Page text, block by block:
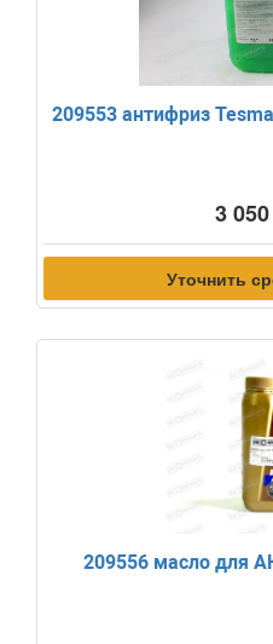
209553 антифриз
3
Уточнить
209556 масло для